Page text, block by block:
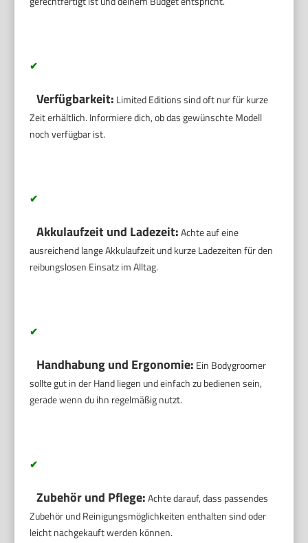
✔
Verfügbarkeit: Limited Editions sind oft nur für kurze
Zeit erhältlich. Informiere dich, ob das gewünschte Modell
noch verfügbar ist.
✔
Akkulaufzeit und Ladezeit:Achte auf eine
ausreichend lange Akkulaufzeit und kurze Ladezeiten für den
reibungslosen Einsatz im Alltag.
✔
Handhabung und Ergonomie: Ein Bodygroomer
sollte gut in der Hand liegen und einfach zu bedienen sein,
gerade wenn du ihn regelmäßig nutzt.
✔
Zubehör und Pflege:Achte darauf, dass passendes
Zubehör und Reinigungsmöglichkeiten enthalten sind oder
leicht nachgekauft werden können.